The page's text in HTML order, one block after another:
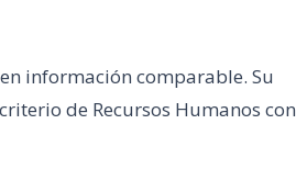
información comparable. Su
de Recursos Humanos con